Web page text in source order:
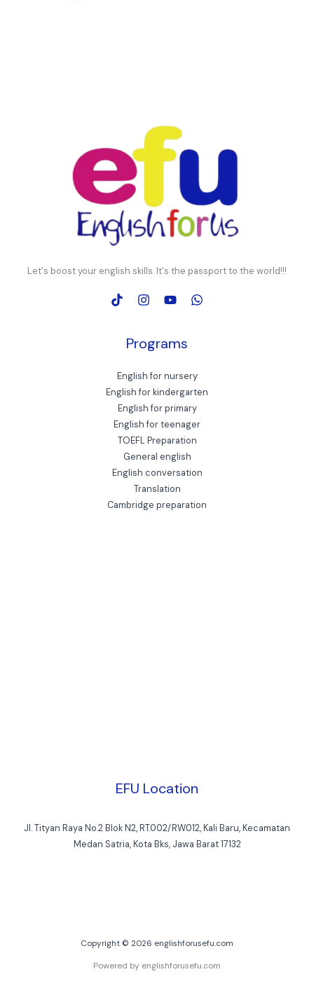
Let's boost your english skills. It's the passport to the world!!!
Programs
English for nursery
English for kindergarten
English for primary
English for teenager
TOEFL Preparation
General english
English conversation
Translation
Cambridge preparation
EFU Location
Jl. Tityan Raya No.2 Blok N2, RT.002/RW.012, Kali Baru, Kecamatan
Medan Satria, Kota Bks, Jawa Barat 17132
Copyright © 2026 englishforusefu.com
Powered by englishforusefu.com